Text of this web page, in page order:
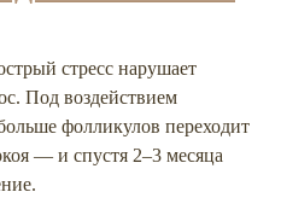
стресс нарушает
Под воздействием
фолликулов переходит
— и спустя 2–3 месяца